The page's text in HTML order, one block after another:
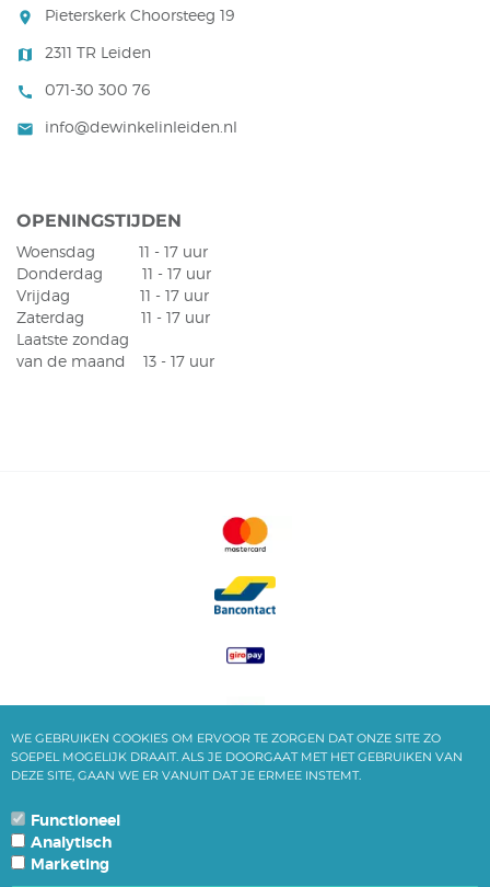
room Pieterskerk Choorsteeg 19
map 2311 TR Leiden
call 071-30 300 76
mail info@dewinkelinleiden.nl
OPENINGSTIJDEN
Woensdag 11 - 17 uur
Donderdag 11 - 17 uur
Vrijdag 11 - 17 uur
Zaterdag 11 - 17 uur
Laatste zondag
van de maand 13 - 17 uur
WE GEBRUIKEN COOKIES OM ERVOOR TE ZORGEN DAT ONZE SITE ZO
SOEPEL MOGELIJK DRAAIT. ALS JE DOORGAAT MET HET GEBRUIKEN VAN
DEZE SITE, GAAN WE ER VANUIT DAT JE ERMEE INSTEMT.
Functioneel
Analytisch
Marketing